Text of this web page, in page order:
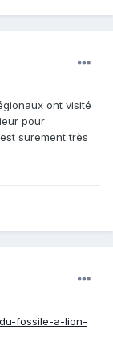
ont visité
pour
surement très
fossile-a-lion-